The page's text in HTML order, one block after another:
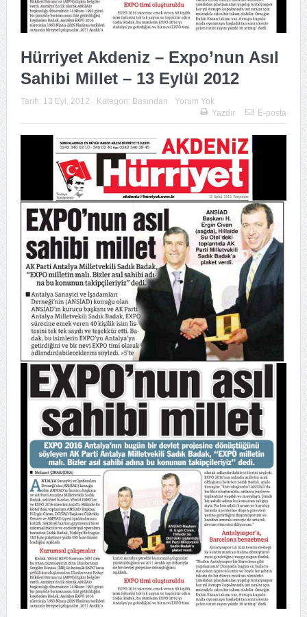
Hürriyet Akdeniz – Expo’nun Asıl
Sahibi Millet – 13 Eylül 2012
Tarih: 13 Eyl, 2012 Kategori: Basından
Yorum Yok
Yazdır
E-posta